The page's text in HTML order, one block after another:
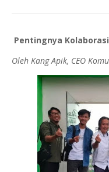
Pentingnya
Oleh Kang Apik, CEO